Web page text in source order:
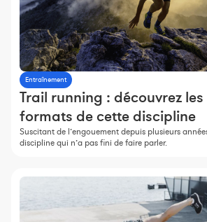
Entraînement
Trail running : découvrez
formats de cette discipline
Suscitant de l’engouement depuis plusieurs
discipline qui n’a pas fini de faire parler.